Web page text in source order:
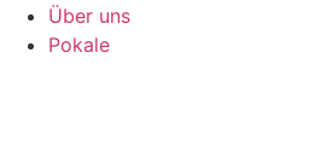
Über uns
Pokale